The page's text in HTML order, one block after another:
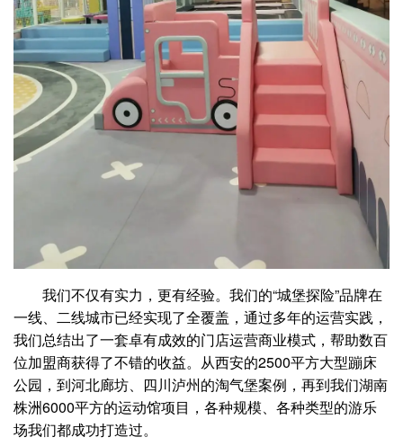
我们不仅有实力，更有经验。我们的“城堡探险”品牌在
一线、二线城市已经实现了全覆盖，通过多年的运营实践，
我们总结出了一套卓有成效的门店运营商业模式，帮助数百
位加盟商获得了不错的收益。从西安的2500平方大型蹦床
公园，到河北廊坊、四川泸州的淘气堡案例，再到我们湖南
株洲6000平方的运动馆项目，各种规模、各种类型的游乐
场我们都成功打造过。